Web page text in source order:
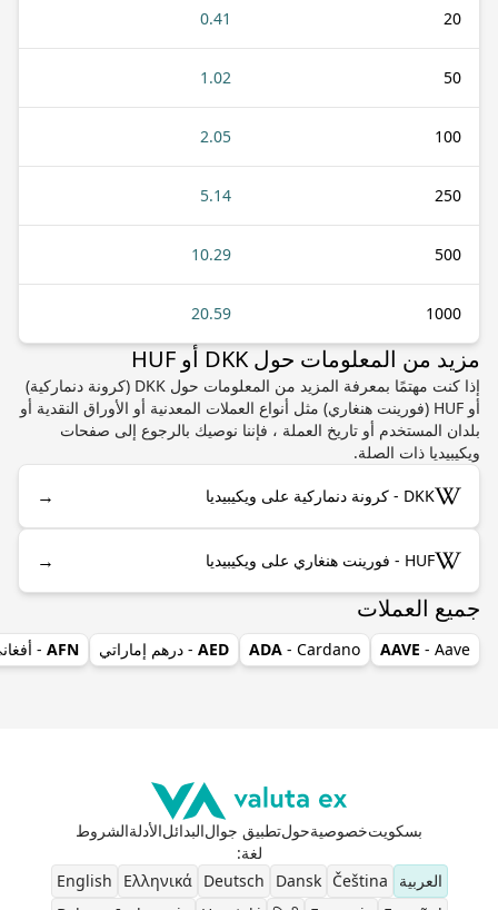
20
0.41
50
1.02
100
2.05
250
5.14
500
10.29
1000
20.59
مزيد من المعلومات حول DKK أو HUF
إذا كنت مهتمًا بمعرفة المزيد من المعلومات حول DKK (كرونة دنماركية)
أو HUF (فورينت هنغاري) مثل أنواع العملات المعدنية أو الأوراق النقدية أو
بلدان المستخدم أو تاريخ العملة ، فإننا نوصيك بالرجوع إلى صفحات
ويكيبيديا ذات الصلة.
DKK - كرونة دنماركية على ويكيبيديا →
HUF - فورينت هنغاري على ويكيبيديا →
جميع العملات
AAVE - Aave
ADA - Cardano
AED - درهم إماراتي AFN
-
بسكويتخصوصيةحولتطبيق جوالالبدائلالأدلةالشروط
لغة:
العربية
Čeština
Dansk
Deutsch
Ελληνικά
English